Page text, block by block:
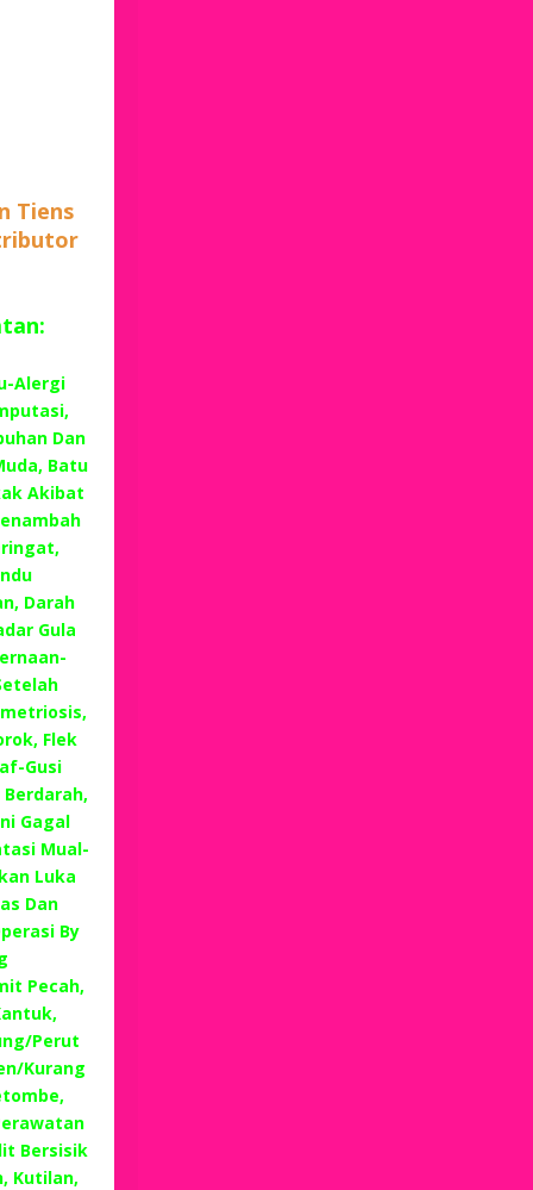
Tiens
Alergi
Dan
Batu
Akibat
Darah
Gula
Flek
Gusi
Gagal
Mual-
Luka
Dan
By
Pecah,
Perut
Kurang
Bersisik
Kutilan,